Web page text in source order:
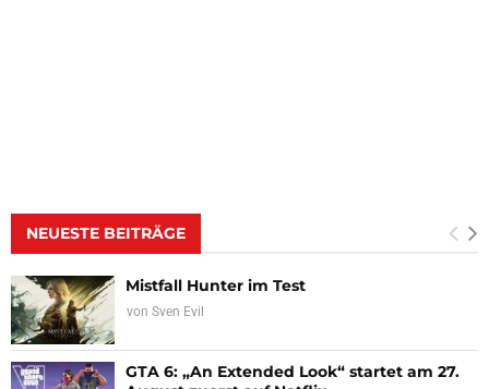
NEUESTE BEITRÄGE
Mistfall Hunter im Test
von Sven Evil
GTA 6: „An Extended Look“ startet am 27.